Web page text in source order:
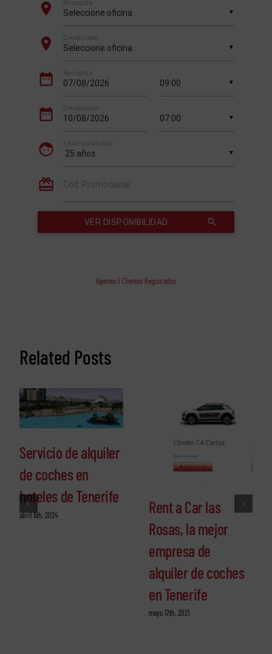
Agentes | Clientes Registrados
Related Posts
Servicio de alquiler
de coches en
hoteles de Tenerife
abril 6th, 2024
Rent a Car las
Rosas, la mejor
empresa de
alquiler de coches
en Tenerife
mayo 17th, 2021